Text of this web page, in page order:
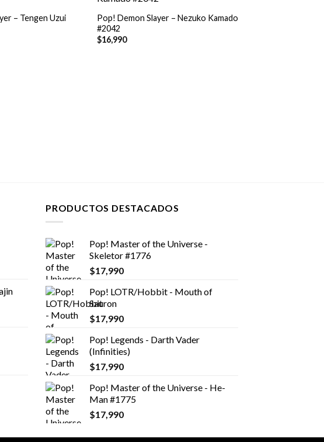
– Tengen Uzui
Pop! Demon Slayer – Nezuko Kamado
#2042
$16,990
PRODUCTOS DESTACADOS
Pop! Master of the Universe -
Skeletor #1776
$17,990
Pop! LOTR/Hobbit - Mouth of
Sauron
$17,990
Pop! Legends - Darth Vader
(Infinities)
$17,990
Pop! Master of the Universe - He-
Man #1775
$17,990